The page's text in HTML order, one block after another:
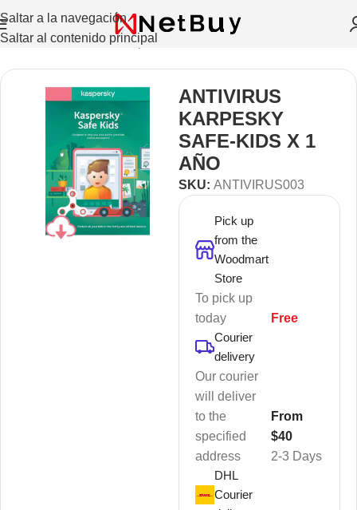
Saltar a la navegación
Saltar al contenido principal
Inicio/ Licencias De Computo
ANTIVIRUS
KARPESKY
SAFE-KIDS X 1
AÑO
SKU: ANTIVIRUS003
Pick up
from the
Woodmart
Store
To pick up
today
Free
Courier
delivery
Our courier
will deliver
to the
specified
address
2-3 Days
From
$40
DHL
Courier